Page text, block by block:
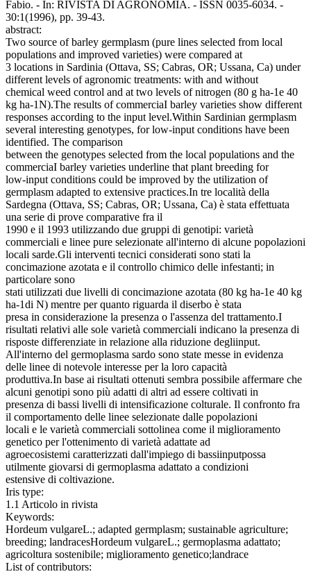
Fabio. - In: RIVISTA DI AGRONOMIA. - ISSN 0035-6034. -
30:1(1996), pp. 39-43.
abstract:
Two source of barley germplasm (pure lines selected from local
populations and improved varieties) were compared at
3 locations in Sardinia (Ottava, SS; Cabras, OR; Ussana, Ca) under
different levels of agronomic treatments: with and without
chemical weed control and at two levels of nitrogen (80 g ha-1e 40
kg ha-1N).The results of commerciaI barley varieties show different
responses according to the input level.Within Sardinian germplasm
several interesting genotypes, for low-input conditions have been
identified. The comparison
between the genotypes selected from the local populations and the
commerciaI barley varieties underline that plant breeding for
low-input conditions could be improved by the utilization of
germplasm adapted to extensive practices.In tre località della
Sardegna (Ottava, SS; Cabras, OR; Ussana, Ca) è stata effettuata
una serie di prove comparative fra il
1990 e il 1993 utilizzando due gruppi di genotipi: varietà
commerciali e linee pure selezionate all'interno di alcune popolazioni
locali sarde.Gli interventi tecnici considerati sono stati la
concimazione azotata e il controllo chimico delle infestanti; in
particolare sono
stati utilizzati due livelli di concimazione azotata (80 kg ha-1e 40 kg
ha-1di N) mentre per quanto riguarda il diserbo è stata
presa in considerazione la presenza o l'assenza del trattamento.I
risultati relativi alle sole varietà commerciali indicano la presenza di
risposte differenziate in relazione alla riduzione degliinput.
All'interno del germoplasma sardo sono state messe in evidenza
delle linee di notevole interesse per la loro capacità
produttiva.In base ai risultati ottenuti sembra possibile affermare che
alcuni genotipi sono più adatti di altri ad essere coltivati in
presenza di bassi livelli di intensificazione colturale. Il confronto fra
il comportamento delle linee selezionate dalle popolazioni
locali e le varietà commerciali sottolinea come il miglioramento
genetico per l'ottenimento di varietà adattate ad
agroecosistemi caratterizzati dall'impiego di bassiinputpossa
utilmente giovarsi di germoplasma adattato a condizioni
estensive di coltivazione.
Iris type:
1.1 Articolo in rivista
Keywords:
Hordeum vulgareL.; adapted germplasm; sustainable agriculture;
breeding; landracesHordeum vulgareL.; germoplasma adattato;
agricoltura sostenibile; miglioramento genetico;landrace
List of contributors: